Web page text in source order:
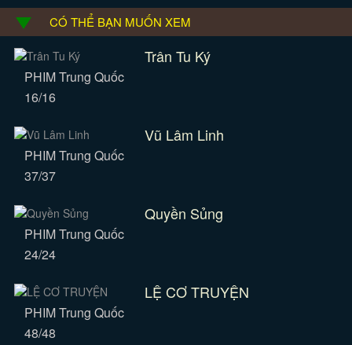
CÓ THỂ BẠN MUỐN XEM
Trân Tu Ký
PHIM Trung Quốc
16/16
Vũ Lâm Linh
PHIM Trung Quốc
37/37
Quyền Sủng
PHIM Trung Quốc
24/24
LỆ CƠ TRUYỆN
PHIM Trung Quốc
48/48